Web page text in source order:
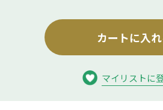
カートに入
マイリストに